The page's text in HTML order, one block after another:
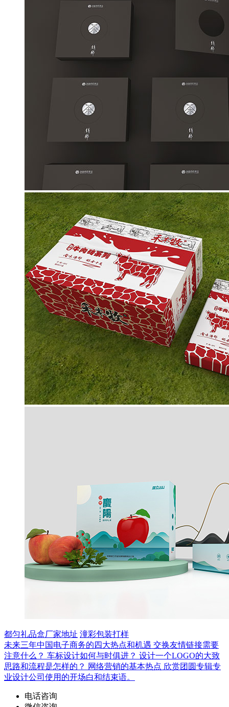
都匀礼品盒厂家地址 潼彩包装打样
未来三年中国电子商务的四大热点和机遇 交换友情链接需要
注意什么？ 车标设计如何与时俱进？ 设计一个LOGO的大致
思路和流程是怎样的？ 网络营销的基本热点 欣赏团圆专辑专
业设计公司使用的开场白和结束语。
电话咨询